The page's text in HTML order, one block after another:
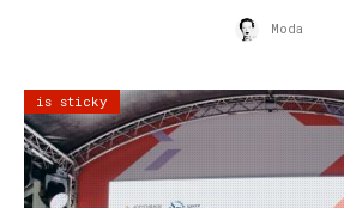
Moda
is sticky